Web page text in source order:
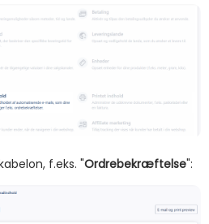
f.eks. "Ordrebekræftelse":